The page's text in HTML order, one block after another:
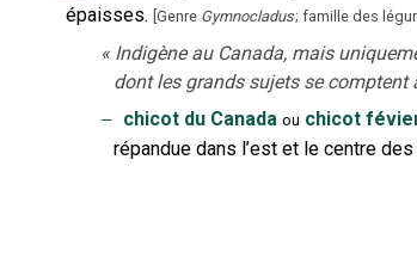
épaisses. Genre Gymnocladus; famille des
« Indigène au Canada, mais
dont les grands sujets se
‒ chicot du Canada ou chicot
répandue dans l’est et le centre